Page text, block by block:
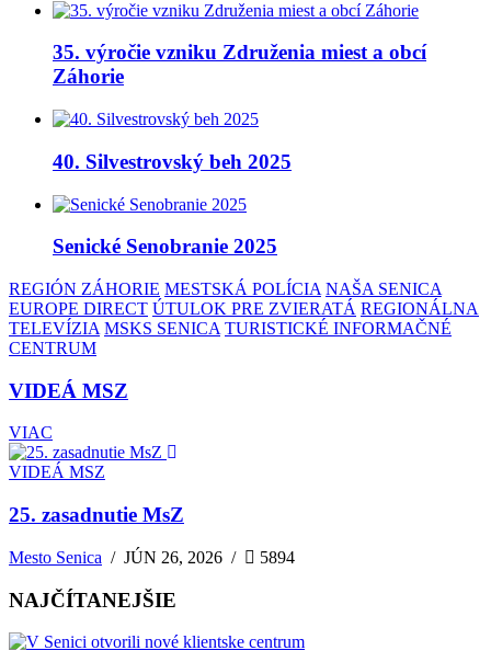
35. výročie vzniku Združenia miest a obcí
Záhorie
40. Silvestrovský beh 2025
Senické Senobranie 2025
REGIÓN ZÁHORIE MESTSKÁ POLÍCIA NAŠA SENICA
EUROPE DIRECT ÚTULOK PRE ZVIERATÁ REGIONÁLNA
TELEVÍZIA MSKS SENICA TURISTICKÉ INFORMAČNÉ
CENTRUM
VIDEÁ MSZ
VIAC
VIDEÁ MSZ
25. zasadnutie MsZ
Mesto Senica /JÚN 26, 2026 / 5894
NAJČÍTANEJŠIE